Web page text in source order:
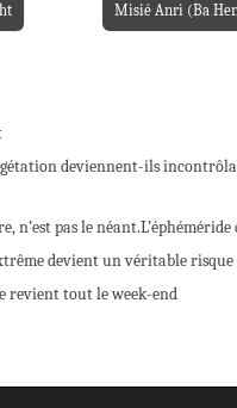
Misié Anri (Ba
deviennent-ils
n’est pas le néant.
devient un véritable risque
revient tout le week-end